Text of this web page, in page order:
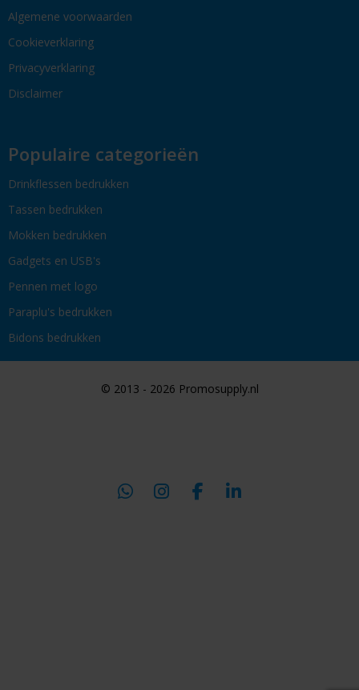
Algemene voorwaarden
Cookieverklaring
Privacyverklaring
Disclaimer
Populaire categorieën
Drinkflessen bedrukken
Tassen bedrukken
Mokken bedrukken
Gadgets en USB's
Pennen met logo
Paraplu's bedrukken
Bidons bedrukken
© 2013 - 2026 Promosupply.nl